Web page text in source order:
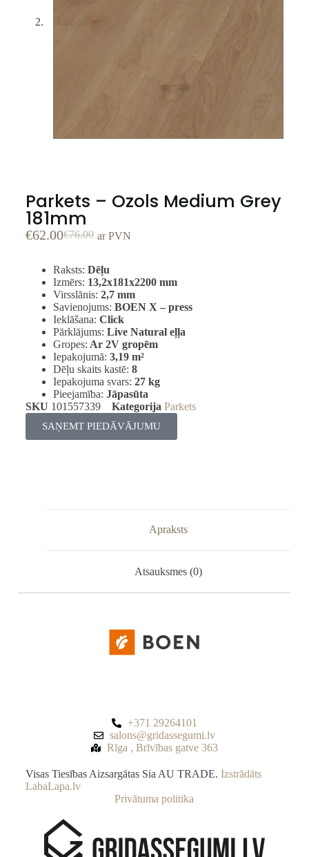
Parkets – Ozols Medium Grey
181mm
€76.00
€62.00 ar PVN
Raksts: Dēļu
Izmērs: 13,2x181x2200 mm
Virsslānis: 2,7 mm
Savienojums: BOEN X – press
Ieklāšana: Click
Pārklājums: Live Natural eļļa
Gropes: Ar 2V gropēm
Iepakojumā: 3,19 m²
Dēļu skaits kastē: 8
Iepakojuma svars: 27 kg
Pieejamība: Jāpasūta
SKU 101557339 Kategorija Parkets
SAŅEMT PIEDĀVĀJUMU
Apraksts
Atsauksmes (0)
+371 29264101
salons@gridassegumi.lv
Rīga , Brīvības gatve 363
Visas Tiesības Aizsargātas Sia AU TRADE. Izstrādāts
LabaLapa.lv
Privātuma politika